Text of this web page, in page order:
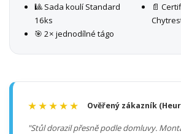
🎱 Sada koulí Standard
16ks
🎯 2× jednodílné tágo
📄
★★★★★ Ověřený zákazník
"Stůl dorazil přesně podle domluvy.